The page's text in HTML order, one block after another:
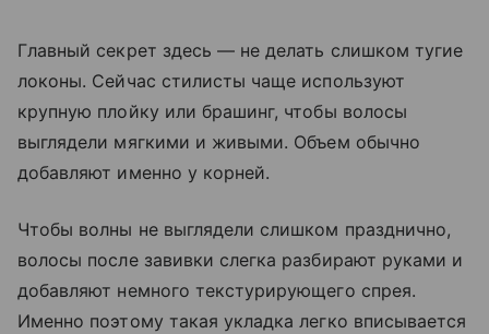
Главный секрет здесь — не делать слишком тугие
локоны. Сейчас стилисты чаще используют
крупную плойку или брашинг, чтобы волосы
выглядели мягкими и живыми. Объем обычно
добавляют именно у корней.
Чтобы волны не выглядели слишком празднично,
волосы после завивки слегка разбирают руками и
добавляют немного текстурирующего спрея.
Именно поэтому такая укладка легко вписывается